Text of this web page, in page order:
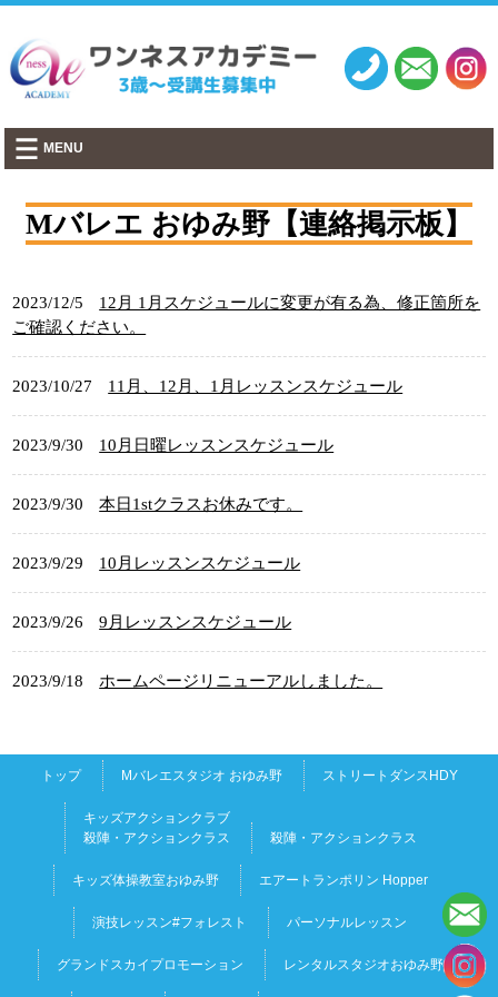
MENU
Mバレエ おゆみ野【連絡掲示板】
2023/12/5
12月 1月スケジュールに変更が有る為、修正箇所を
ご確認ください。
2023/10/27 11月、12月、1月レッスンスケジュール
2023/9/30 10月日曜レッスンスケジュール
2023/9/30 本日1stクラスお休みです。
2023/9/29 10月レッスンスケジュール
2023/9/26 9月レッスンスケジュール
2023/9/18 ホームページリニューアルしました。
トップ Mバレエスタジオ おゆみ野 ストリートダンスHDY
キッズアクションクラブ
殺陣・アクションクラス
殺陣・アクションクラス
キッズ体操教室おゆみ野 エアートランポリン Hopper
演技レッスン#フォレスト パーソナルレッスン
グランドスカイプロモーション レンタルスタジオおゆみ野